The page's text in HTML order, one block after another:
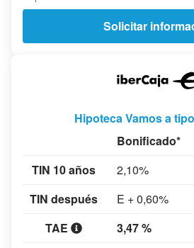
Solicitar
Hipoteca Vamos a
Bonificado*
TIN 10 años
2,10%
TIN después
E + 0,60%
TAE
3,47 %